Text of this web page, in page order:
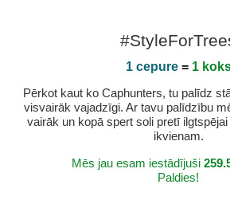
1 cepure= 1
Pērkot kaut ko Caphunters, tu palīdz
visvairāk vajadzīgi. Ar tavu palīdzību
vairāk un kopā spert soli pretī
ikvienam.
Mēs jau esam iestādījuši
Paldies!